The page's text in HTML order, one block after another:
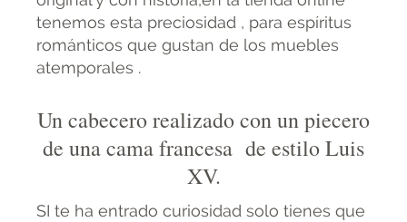
tenemos esta preciosidad , para espíritus
románticos que gustan de los muebles
atemporales .
Un cabecero realizado con un piecero
de una cama francesa de estilo Luis
XV.
SI te ha entrado curiosidad solo tienes que